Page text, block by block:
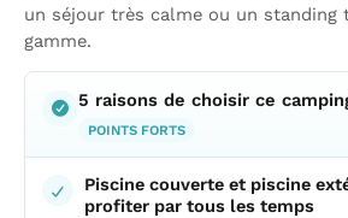
un séjour très calme ou un standing
gamme.
5 raisons de choisir ce
POINTS FORTS
Piscine couverte et piscine
profiter par tous les temps